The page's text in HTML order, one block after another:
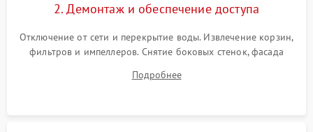
2. Демонтаж и обеспечение доступа
Отключение от сети и перекрытие воды. Извлечение корзин,
фильтров и импеллеров. Снятие боковых стенок, фасада
циркуляционному насосу, ТЭНу и сливной помпе.
Подробнее